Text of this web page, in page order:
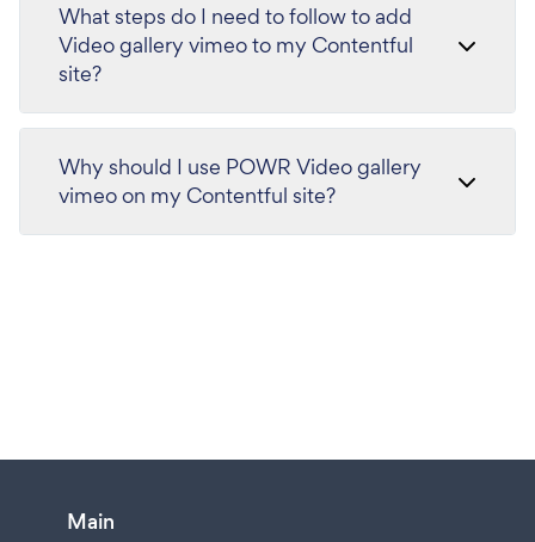
What steps do I need to follow to add
Video gallery vimeo to my Contentful
site?
Why should I use POWR Video gallery
vimeo on my Contentful site?
Main